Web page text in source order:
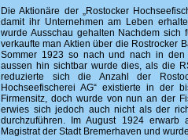
Die Aktionäre der „Rostocker
damit ihr Unternehmen am Leben
wurde Ausschau gehalten Nachdem sich
verkaufte man Aktien über die Rostrocker
Sommer 1923 so nach und nach in den
aussen hin sichtbar wurde dies, als die
reduzierte sich die Anzahl der
Hochseefischerei AG“ existierte in der
Firmensitz, doch wurde von nun an der
erwies sich jedoch auch nicht als der
durchzuführen. Im August 1924 erwarb
Magistrat der Stadt Bremerhaven und